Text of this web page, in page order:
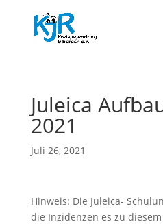
Juleica
2021
Juli 26, 2021
Hinweis: Die Juleica-
die Inzidenzen es zu